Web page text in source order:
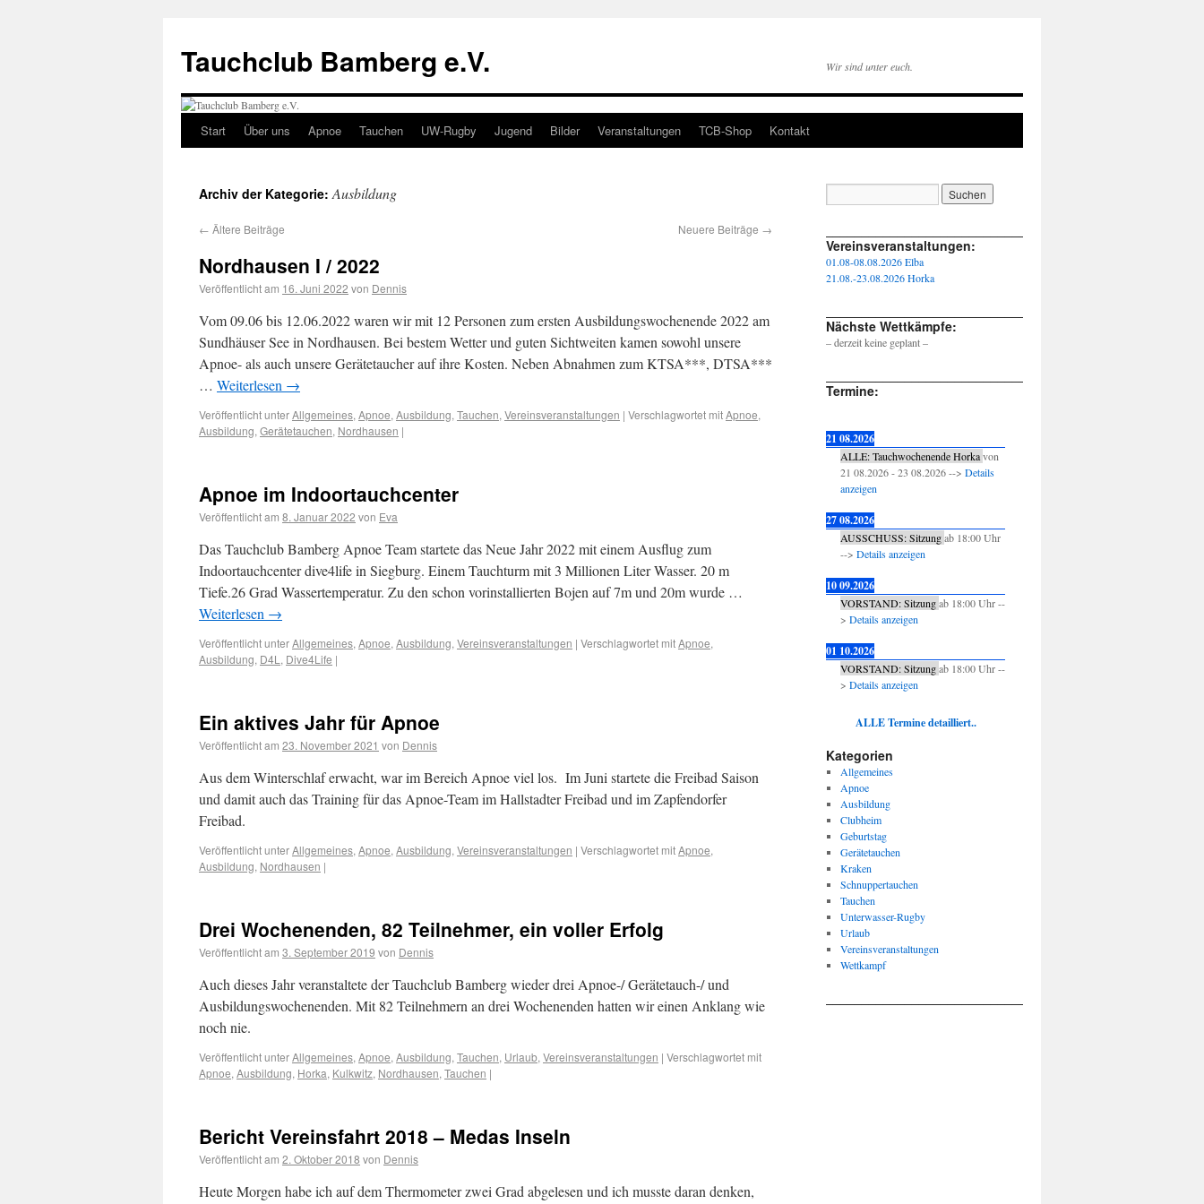
Tauchclub Bamberg e.V. Wir sind unter euch.
Start Über uns Apnoe Tauchen UW-Rugby Jugend Bilder Veranstaltungen TCB-Shop Kontakt
Archiv der Kategorie:Ausbildung
← Ältere Beiträge Neuere Beiträge →
Nordhausen I / 2022
Veröffentlicht am 16. Juni 2022 von Dennis
Vom 09.06 bis 12.06.2022 waren wir mit 12 Personen zum ersten Ausbildungswochenende 2022 am
Sundhäuser See in Nordhausen. Bei bestem Wetter und guten Sichtweiten kamen sowohl unsere
Apnoe- als auch unsere Gerätetaucher auf ihre Kosten. Neben Abnahmen zum KTSA***, DTSA***
… Weiterlesen →
Veröffentlicht unterAllgemeines, Apnoe, Ausbildung, Tauchen, Vereinsveranstaltungen | Verschlagwortet mitApnoe,
Ausbildung, Gerätetauchen, Nordhausen |
Apnoe im Indoortauchcenter
Veröffentlicht am 8. Januar 2022 von Eva
Das Tauchclub Bamberg Apnoe Team startete das Neue Jahr 2022 mit einem Ausflug zum
Indoortauchcenter dive4life in Siegburg. Einem Tauchturm mit 3 Millionen Liter Wasser. 20 m
Tiefe.26 Grad Wassertemperatur. Zu den schon vorinstallierten Bojen auf 7m und 20m wurde …
Weiterlesen →
Veröffentlicht unterAllgemeines, Apnoe, Ausbildung, Vereinsveranstaltungen | Verschlagwortet mitApnoe,
Ausbildung, D4L , Dive4Life |
Ein aktives Jahr für Apnoe
Veröffentlicht am 23. November 2021 von Dennis
Aus dem Winterschlaf erwacht, war im Bereich Apnoe viel los. Im Juni startete die Freibad Saison
und damit auch das Training für das Apnoe-Team im Hallstadter Freibad und im Zapfendorfer
Freibad.
Veröffentlicht unterAllgemeines, Apnoe, Ausbildung, Vereinsveranstaltungen | Verschlagwortet mitApnoe,
Ausbildung, Nordhausen |
Drei Wochenenden, 82 Teilnehmer, ein voller Erfolg
Veröffentlicht am 3. September 2019 von Dennis
Auch dieses Jahr veranstaltete der Tauchclub Bamberg wieder drei Apnoe-/ Gerätetauch-/ und
Ausbildungswochenenden. Mit 82 Teilnehmern an drei Wochenenden hatten wir einen Anklang wie
noch nie.
Veröffentlicht unterAllgemeines, Apnoe, Ausbildung, Tauchen, Urlaub, Vereinsveranstaltungen | Verschlagwortet mit
Apnoe, Ausbildung, Horka, Kulkwitz, Nordhausen, Tauchen |
Bericht Vereinsfahrt 2018 – Medas Inseln
Veröffentlicht am 2. Oktober 2018 von Dennis
Heute Morgen habe ich auf dem Thermometer zwei Grad abgelesen und ich musste daran denken,
Vereinsveranstaltungen:
01.08-08.08.2026 Elba
21.08.-23.08.2026 Horka
Nächste Wettkämpfe:
– derzeit keine geplant –
Termine:
21 08.2026
ALLE: Tauchwochenende Horka von
21 08.2026-23 08.2026--> Details
anzeigen
27 08.2026
AUSSCHUSS: Sitzung ab 18:00Uhr
--> Details anzeigen
10 09.2026
VORSTAND: Sitzung ab 18:00Uhr --
> Details anzeigen
01 10.2026
VORSTAND: Sitzung ab 18:00Uhr --
> Details anzeigen
ALLE Termine detailliert..
Kategorien
Allgemeines
Apnoe
Ausbildung
Clubheim
Geburtstag
Gerätetauchen
Kraken
Schnuppertauchen
Tauchen
Unterwasser-Rugby
Urlaub
Vereinsveranstaltungen
Wettkampf